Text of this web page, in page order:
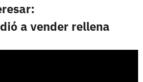
a vender rellena